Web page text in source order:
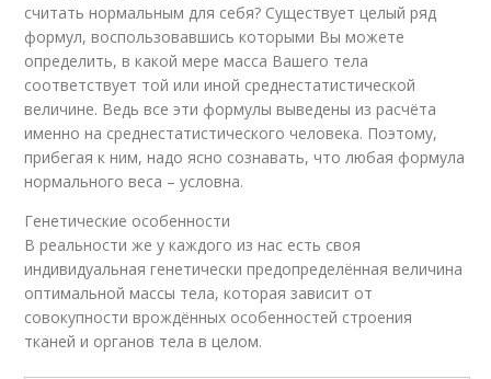
считать нормальным для себя? Существует целый ряд
формул, воспользовавшись которыми Вы можете
определить, в какой мере масса Вашего тела
соответствует той или иной среднестатистической
величине. Ведь все эти формулы выведены из расчёта
именно на среднестатистического человека. Поэтому,
прибегая к ним, надо ясно сознавать, что любая формула
нормального веса – условна.
Генетические особенности
В реальности же у каждого из нас есть своя
индивидуальная генетически предопределённая величина
оптимальной массы тела, которая зависит от
совокупности врождённых особенностей строения
тканей и органов тела в целом.